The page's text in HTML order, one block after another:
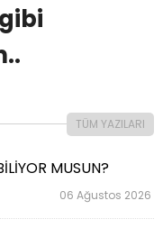
TÜM YAZILARI
MUSUN?
06 Ağustos 2026